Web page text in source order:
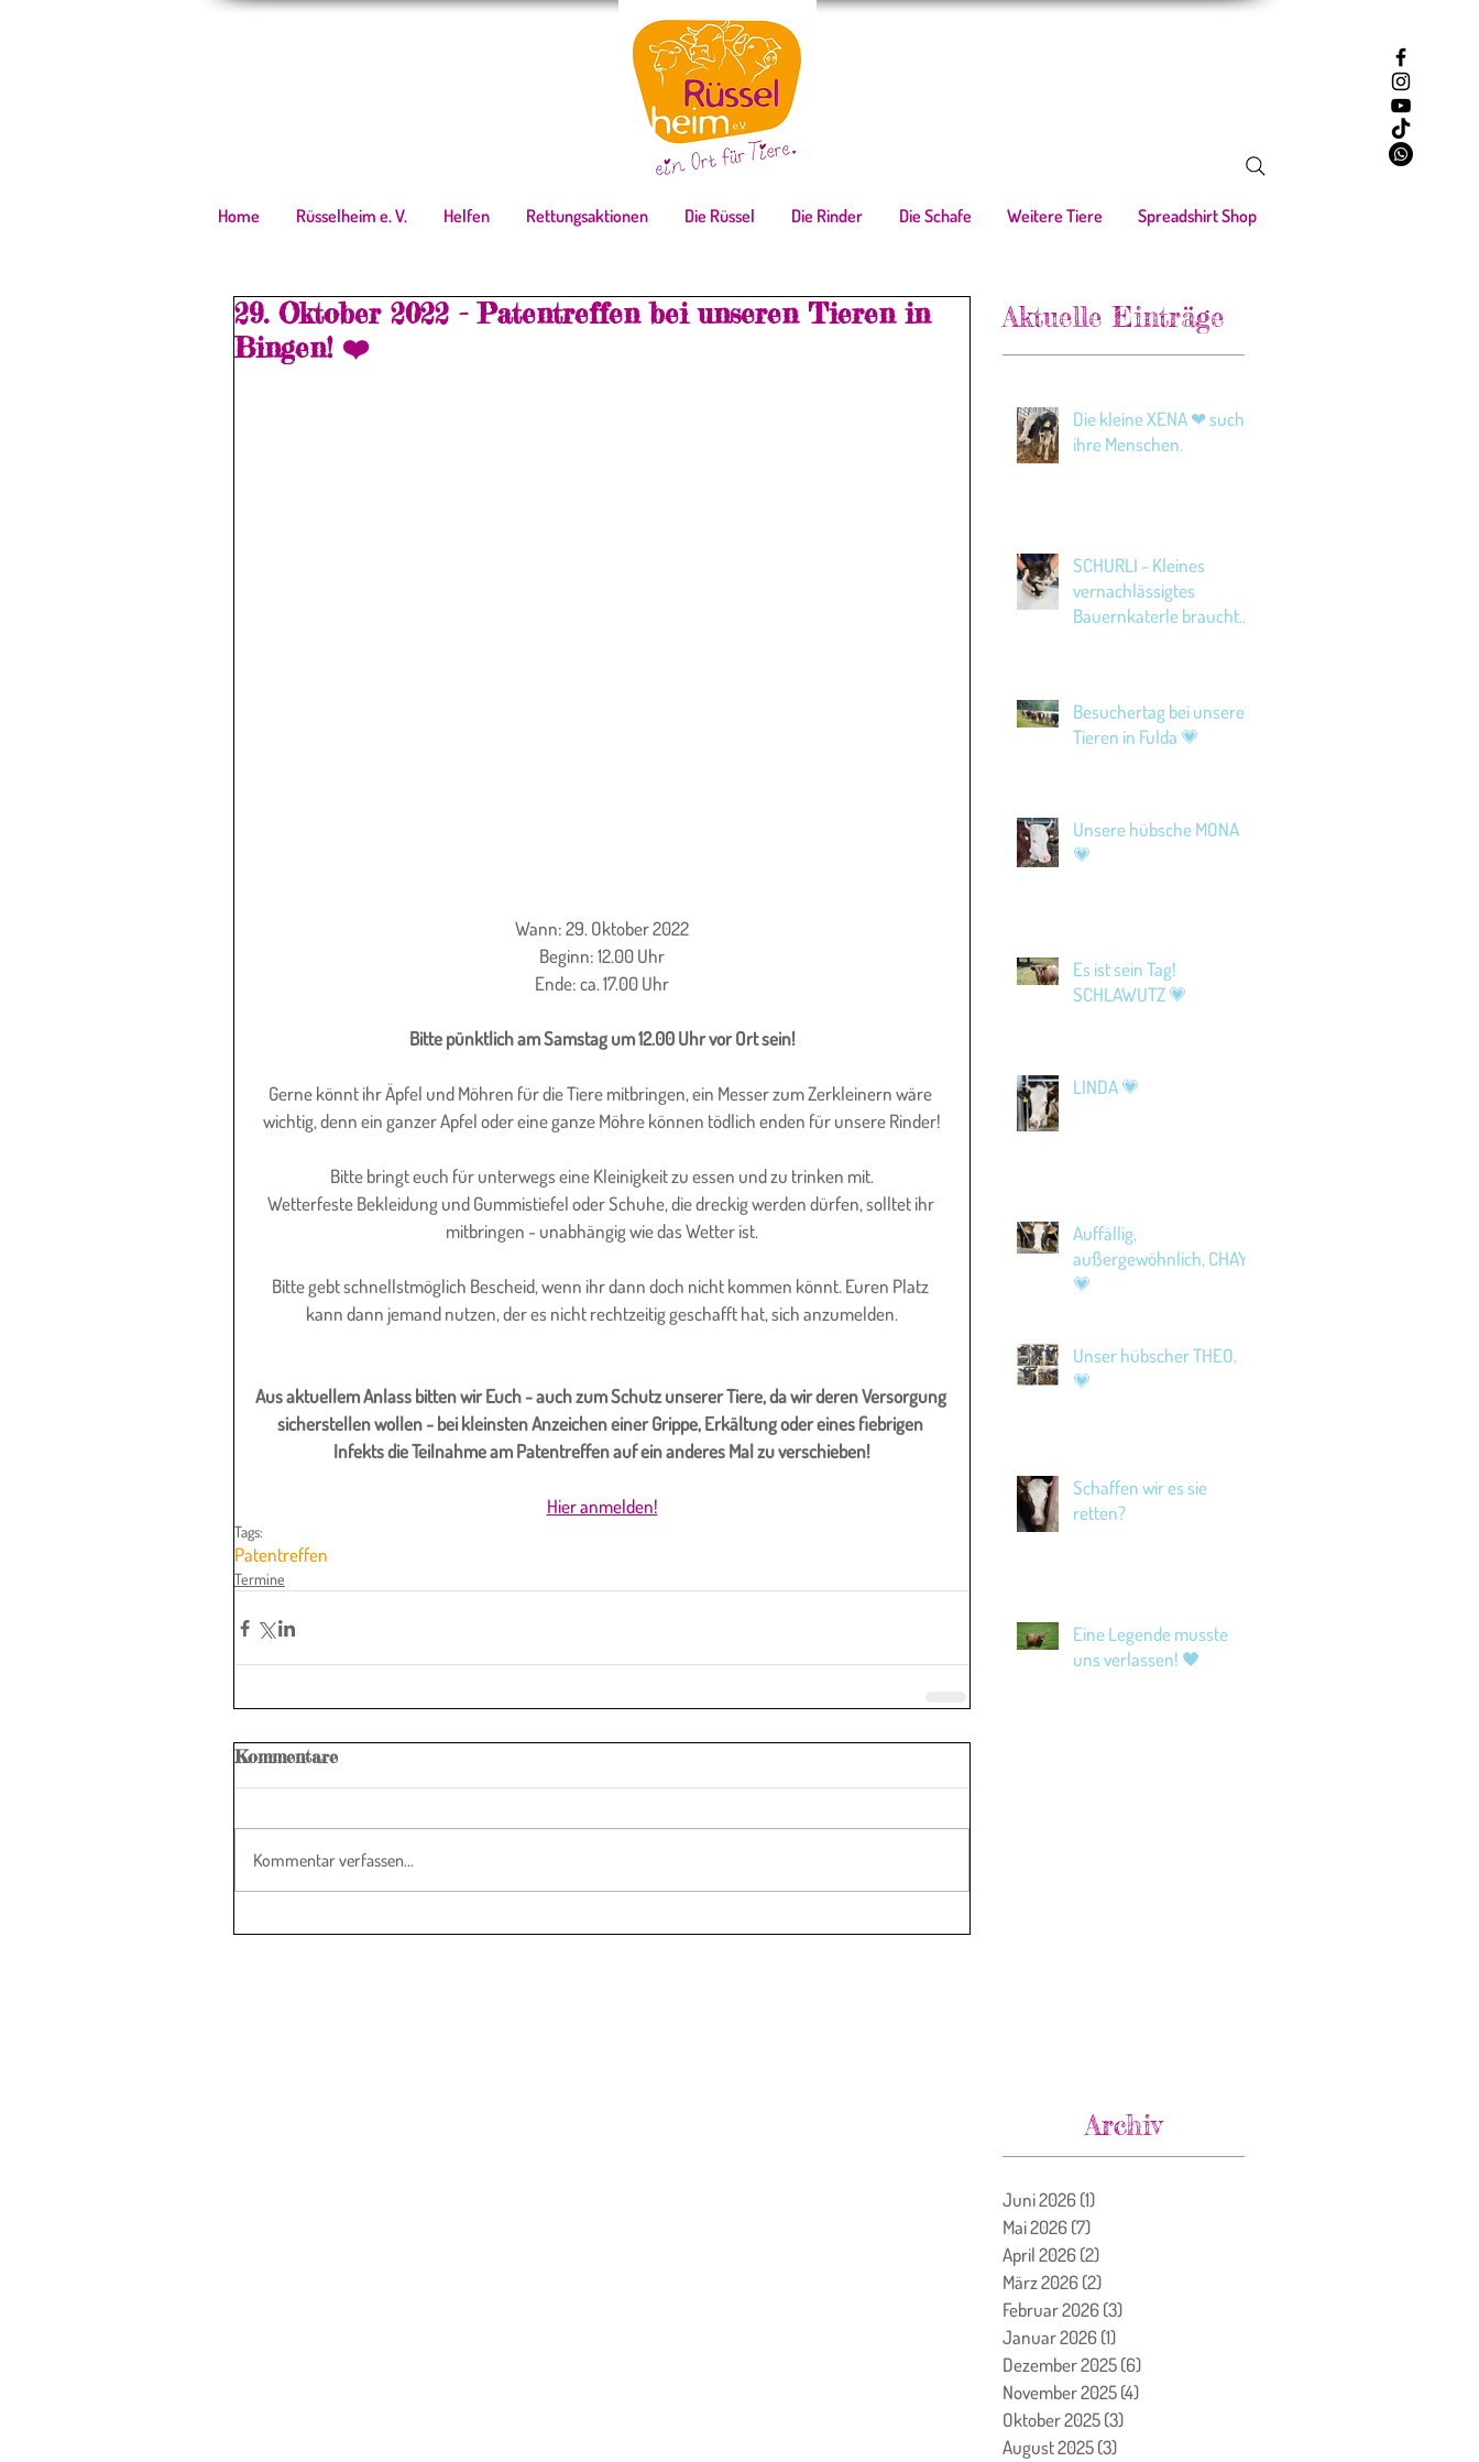
Home Rüsselheim e. V. Helfen Rettungsaktionen Die Rüssel Die Rinder Die Schafe Weitere Tiere Spreadshirt Shop
29. Oktober 2022 - Patentreffen bei unseren Tieren in
Bingen! ❤️
Wann: 29. Oktober 2022
Beginn: 12.00 Uhr
Ende: ca. 17.00 Uhr
Bitte pünktlich am Samstag um 12.00 Uhr vor Ort sein!
Gerne könnt ihr Äpfel und Möhren für die Tiere mitbringen, ein Messer zum Zerkleinern wäre
wichtig, denn ein ganzer Apfel oder eine ganze Möhre können tödlich enden für unsere Rinder!
Bitte bringt euch für unterwegs eine Kleinigkeit zu essen und zu trinken mit.
Wetterfeste Bekleidung und Gummistiefel oder Schuhe, die dreckig werden dürfen, solltet ihr
mitbringen - unabhängig wie das Wetter ist.
Bitte gebt schnellstmöglich Bescheid, wenn ihr dann doch nicht kommen könnt. Euren Platz
kann dann jemand nutzen, der es nicht rechtzeitig geschafft hat, sich anzumelden.
Aus aktuellem Anlass bitten wir Euch - auch zum Schutz unserer Tiere, da wir deren Versorgung
sicherstellen wollen - bei kleinsten Anzeichen einer Grippe, Erkältung oder eines fiebrigen
Infekts die Teilnahme am Patentreffen auf ein anderes Mal zu verschieben!
Hier anmelden!
Tags:
Patentreffen
Termine
Kommentare
Kommentar verfassen...
Aktuelle Einträge
Die kleine XENA ❤ sucht
ihre Menschen.
SCHURLI - Kleines
vernachlässigtes
Bauernkaterle braucht
Besuchertag bei unseren
Tieren in Fulda 💗
Unsere hübsche MONA
💗
Es ist sein Tag!
SCHLAWUTZ 💗
LINDA 💗
Auffällig,
außergewöhnlich, CHAYA
💗
Unser hübscher THEO.
💗
Schaffen wir es sie
retten?
Eine Legende musste
uns verlassen! 🖤
Archiv
Juni 2026(1)
Mai 2026(7)
April 2026(2)
März 2026(2)
Februar 2026(3)
Januar 2026(1)
Dezember 2025(6)
November 2025(4)
Oktober 2025(3)
August 2025(3)